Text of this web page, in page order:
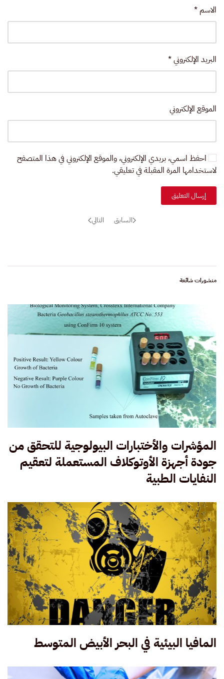
الاسم *
البريد الإلكتروني*
الموقع الإلكتروني
احفظ اسمي، بريدي الإلكتروني، والموقع الإلكتروني في هذا المتصفح
لاستخدامها المرة المقبلة في تعليقي.
إرسال التعليق
السابق التالي
منشورات شائعة
المؤشرات والأختبارات البيولوجية للتحقق من
جودة أجهزة الأوتوكلاف المستعملة لتعقيم
النفايات الطبية
المافيا البيئية في البحر الأبيض المتوسط